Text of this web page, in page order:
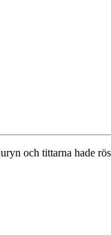
och tittarna hade